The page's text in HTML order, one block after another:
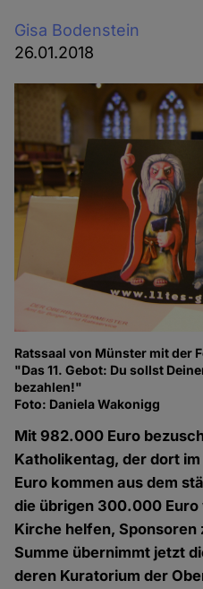
Gisa Bodenstein
26.01.2018
Ratssaal von Münster mit der
"Das 11. Gebot: Du sollst
bezahlen!"
Foto: Daniela Wakonigg
Mit 982.000 Euro
Katholikentag, der dort
Euro kommen aus dem
die übrigen 300.000
Kirche helfen, Sponsoren
Summe übernimmt jetzt
deren Kuratorium der